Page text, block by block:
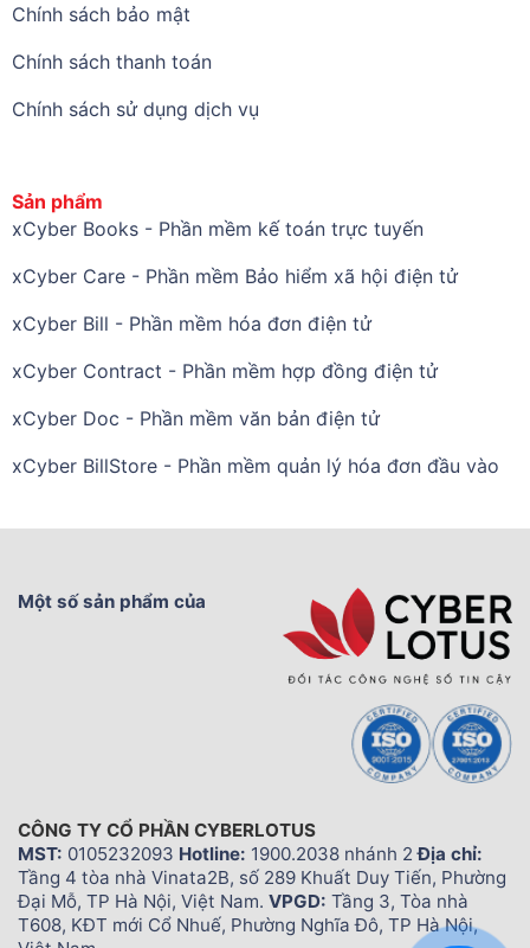
Chính sách bảo mật
Chính sách thanh toán
Chính sách sử dụng dịch vụ
Sản phẩm
xCyber Books - Phần mềm kế toán trực tuyến
xCyber Care - Phần mềm Bảo hiểm xã hội điện tử
xCyber Bill - Phần mềm hóa đơn điện tử
xCyber Contract - Phần mềm hợp đồng điện tử
xCyber Doc - Phần mềm văn bản điện tử
xCyber BillStore - Phần mềm quản lý hóa đơn đầu vào
Một số sản phẩm của
CÔNG TY CỔ PHẦN CYBERLOTUS
MST: 0105232093 Hotline: 1900.2038 nhánh 2Địa chỉ:
Tầng 4 tòa nhà Vinata2B, số 289 Khuất Duy Tiến, Phường
Đại Mỗ, TP Hà Nội, Việt Nam. VPGD: Tầng 3, Tòa nhà
T608, KĐT mới Cổ Nhuế, Phường Nghĩa Đô, TP Hà Nội,